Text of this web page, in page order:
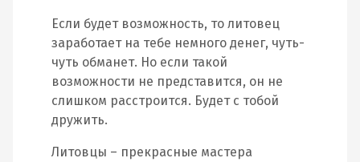
Если будет возможность, то литовец
заработает на тебе немного денег, чуть-
чуть обманет. Но если такой
возможности не представится, он не
слишком расстроится. Будет с тобой
дружить.
Литовцы – прекрасные мастера